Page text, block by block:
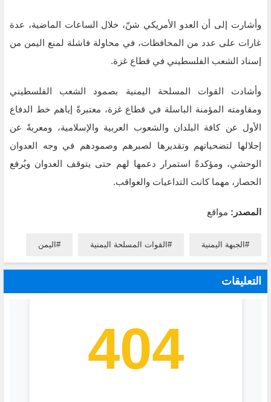
وأشارت إلى أن العدو الأمريكي شنّ، خلال الساعات الماضية، عدة
غارات على عدد من المحافظات، في محاولة فاشلة لمنع اليمن من
إسناد الشعب الفلسطيني في قطاع غزة.
وأشادت القوات المسلحة اليمنية بصمود الشعب الفلسطيني
ومقاومته المؤمنة الباسلة في قطاع غزة، معتبرةً إياهم خط الدفاع
الأول عن كافة البلدان والشعوب العربية والإسلامية، ومعربةً عن
إجلالها لتضحياتهم وتقديرها لصبرهم وصمودهم في وجه العدوان
الوحشي، ومؤكدةً استمرار دعمها لهم حتى يتوقف العدوان ويُرفع
الحصار، مهما كانت التداعيات والعواقب.
المصدر: مواقع
الجبهة اليمنية القوات المسلحة اليمنية اليمن
التعليقات